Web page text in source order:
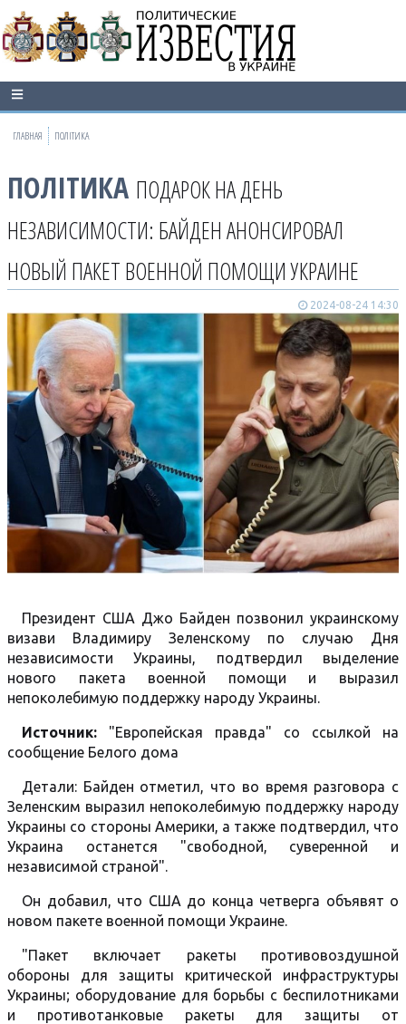
ГЛАВНАЯ ПОЛІТИКА
ПОЛІТИКА ПОДАРОК НА ДЕНЬ
НЕЗАВИСИМОСТИ: БАЙДЕН АНОНСИРОВАЛ
НОВЫЙ ПАКЕТ ВОЕННОЙ ПОМОЩИ УКРАИНЕ
2024-08-24 14:30
Президент США Джо Байден позвонил украинскому
визави Владимиру Зеленскому по случаю Дня
независимости Украины, подтвердил выделение
нового пакета военной помощи и выразил
непоколебимую поддержку народу Украины.
Источник: "Европейская правда" со ссылкой на
сообщение Белого дома
Детали: Байден отметил, что во время разговора с
Зеленским выразил непоколебимую поддержку народу
Украины со стороны Америки, а также подтвердил, что
Украина останется "свободной, суверенной и
независимой страной".
Он добавил, что США до конца четверга объявят о
новом пакете военной помощи Украине.
"Пакет включает ракеты противовоздушной
обороны для защиты критической инфраструктуры
Украины; оборудование для борьбы с беспилотниками
и противотанковые ракеты для защиты от